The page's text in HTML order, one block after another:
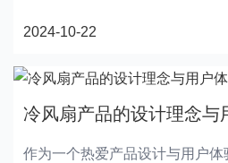
Kharagpur, Muzaffarpur,
Surat where they introduced
products to the dealers. The
acknowledging the top-
2024-10-22
冷风扇产品的设计理念与
作为一个热爱产品设计与用户